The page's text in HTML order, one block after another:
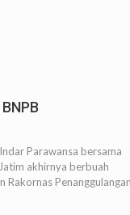
Parawansa bersama
akhirnya berbuah
Rakornas